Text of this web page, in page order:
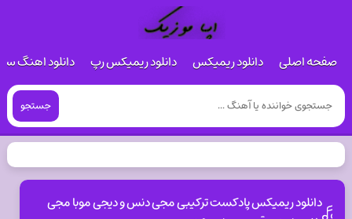
صفحه اصلی دانلود ریمیکس دانلود ریمیکس رپ دانلود اهنگ
جستجو
دانلود ریمیکس پادکست ترکیبی مجی دنس و دیجی موبا مجی